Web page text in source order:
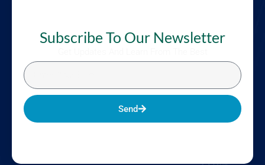
Subscribe To Our Newsletter
Send